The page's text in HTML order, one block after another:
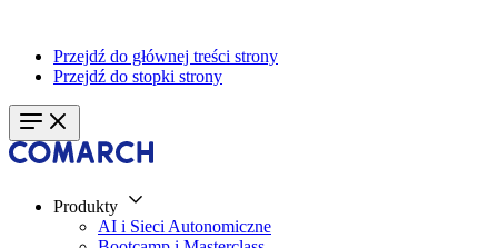
Przejdź do głównej treści strony
Przejdź do stopki strony
Produkty
AI i Sieci Autonomiczne